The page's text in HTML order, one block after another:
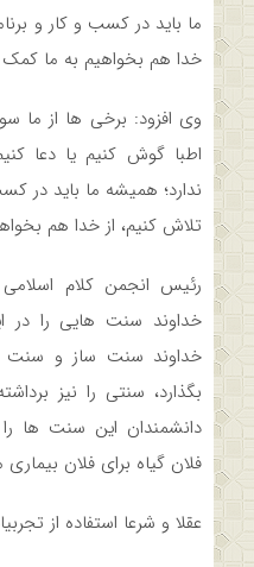
ما باید در کسب و کار و
خدا هم بخواهیم به ما کمک
وی افزود: برخی ها از ما
اطبا گوش کنیم یا دعا
ندارد؛ همیشه ما باید در
تلاش کنیم، از خدا هم
رئیس انجمن کلام
خداوند سنت هایی را در
خداوند سنت ساز و سنت
بگذارد، سنتی را نیز
دانشمندان این سنت ها
فلان گیاه برای فلان
عقلا و شرعا استفاده از